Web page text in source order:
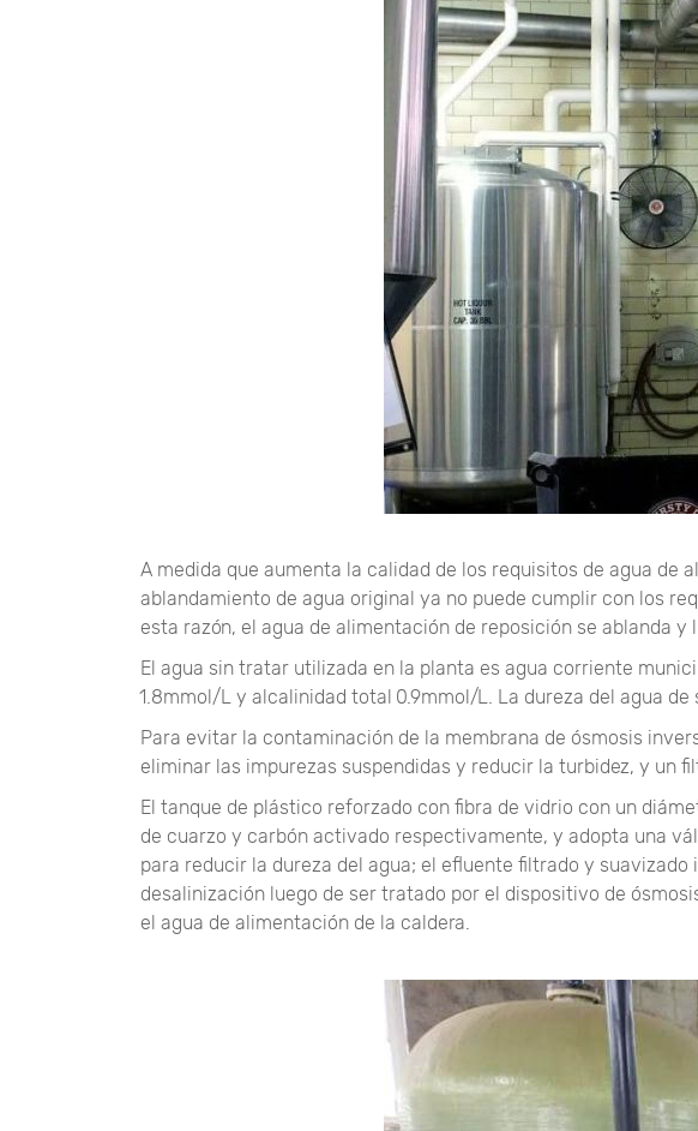
A medida que aumenta la calidad de los requisitos de agua
ablandamiento de agua original ya no puede cumplir con los
esta razón, el agua de alimentación de reposición se ablanda
El agua sin tratar utilizada en la planta es agua corriente
1.8mmol/L y alcalinidad total 0.9mmol/L. La dureza del agua
Para evitar la contaminación de la membrana de ósmosis
eliminar las impurezas suspendidas y reducir la turbidez, y un
El tanque de plástico reforzado con fibra de vidrio con un
de cuarzo y carbón activado respectivamente, y adopta una
para reducir la dureza del agua; el efluente filtrado y
desalinización luego de ser tratado por el dispositivo de
el agua de alimentación de la caldera.